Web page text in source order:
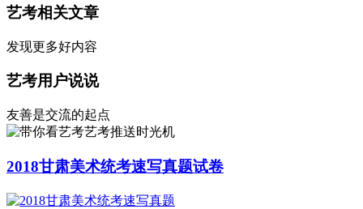
艺考相关文章
发现更多好内容
艺考用户说说
友善是交流的起点
艺考推送时光机
2018甘肃美术统考速写真题试卷